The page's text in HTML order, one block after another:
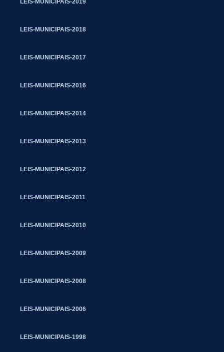
LEIS-MUNICIPAIS-2018
LEIS-MUNICIPAIS-2017
LEIS-MUNICIPAIS-2016
LEIS-MUNICIPAIS-2014
LEIS-MUNICIPAIS-2013
LEIS-MUNICIPAIS-2012
LEIS-MUNICIPAIS-2011
LEIS-MUNICIPAIS-2010
LEIS-MUNICIPAIS-2009
LEIS-MUNICIPAIS-2008
LEIS-MUNICIPAIS-2006
LEIS-MUNICIPAIS-1998